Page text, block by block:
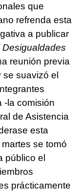
que
refrenda esta
a publicar
Desigualdades
reunión previa
se suavizó el
-la comisión
de Asistencia
esta
se tomó
público el
prácticamente